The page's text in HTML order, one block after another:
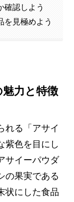
確認しよう
を見極めよう
力と特徴
れる「アサイ
紫色を目にし
サイーパウダ
の果実である
状にした食品